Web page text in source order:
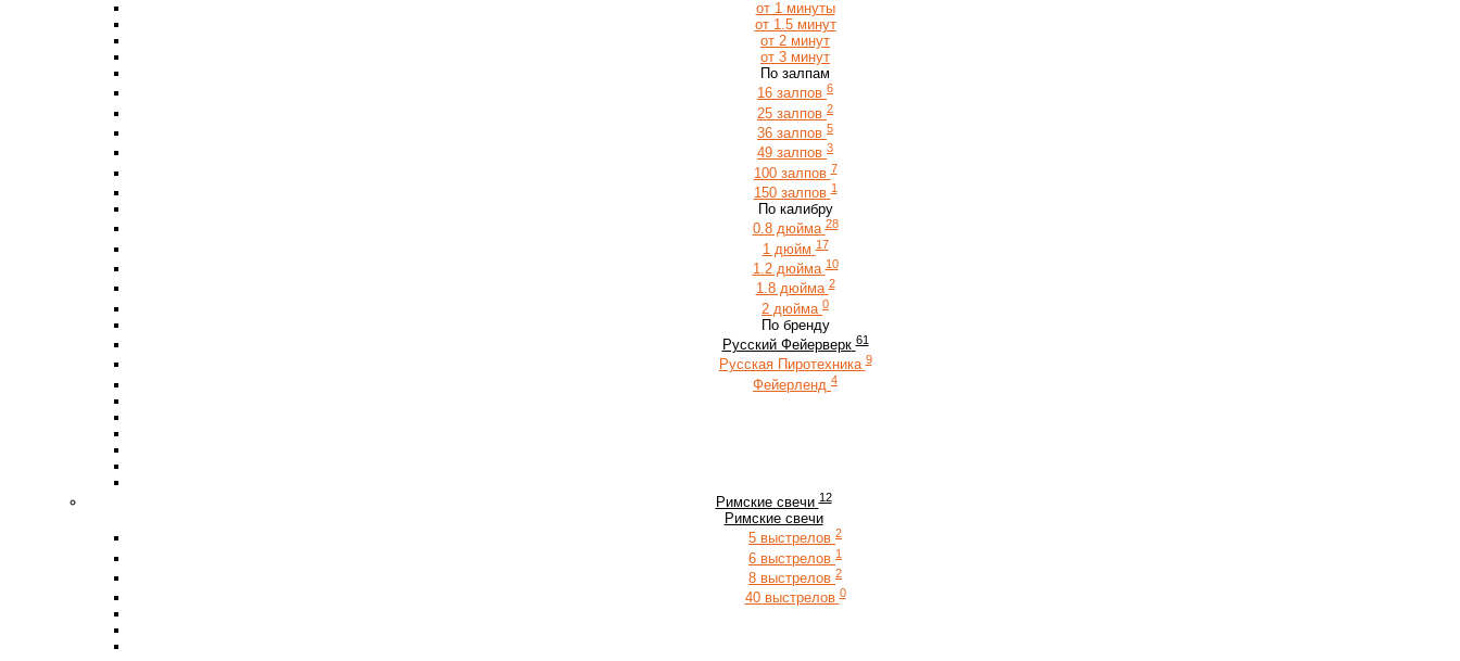
от 1 минуты
от 1.5 минут
от 2 минут
от 3 минут
По залпам
16 залпов 6
25 залпов 2
36 залпов 5
49 залпов 3
100 залпов 7
150 залпов 1
По калибру
0.8 дюйма 28
1 дюйм 17
1.2 дюйма 10
1.8 дюйма 2
2 дюйма 0
По бренду
Русский Фейерверк 61
Русская Пиротехника 9
Фейерленд 4
Римские свечи 12
Римские свечи
5 выстрелов 2
6 выстрелов 1
8 выстрелов 2
40 выстрелов 0